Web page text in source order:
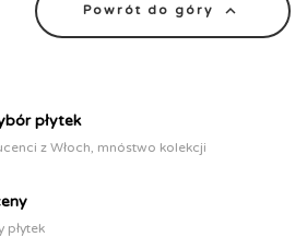
Powrót do góry 
płytek
z Włoch, mnóstwo kolekcji
płytek